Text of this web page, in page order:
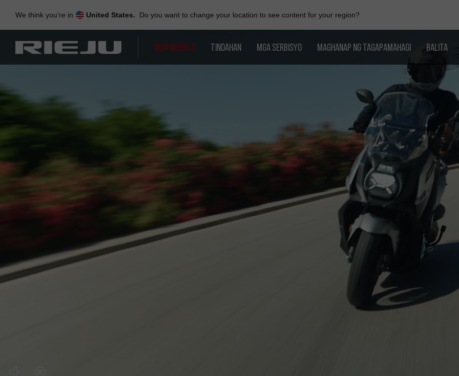
content
We think you're in United States. Do you want to change your location to see content for your region?
MGA MODELO TINDAHAN MGA SERBISYO MAGHANAP NG TAGAPAMAHAGI BALITA